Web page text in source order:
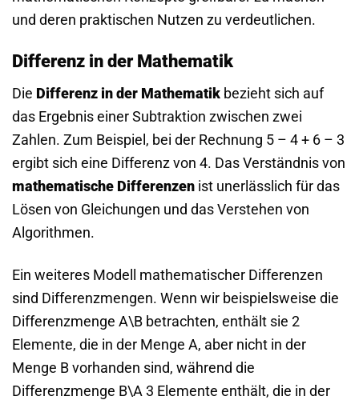
und deren praktischen Nutzen zu verdeutlichen.
Differenz in der Mathematik
Die Differenz in der Mathematik bezieht sich auf
das Ergebnis einer Subtraktion zwischen zwei
Zahlen. Zum Beispiel, bei der Rechnung 5 – 4 + 6 – 3
ergibt sich eine Differenz von 4. Das Verständnis von
mathematische Differenzen ist unerlässlich für das
Lösen von Gleichungen und das Verstehen von
Algorithmen.
Ein weiteres Modell mathematischer Differenzen
sind Differenzmengen. Wenn wir beispielsweise die
Differenzmenge A\B betrachten, enthält sie 2
Elemente, die in der Menge A, aber nicht in der
Menge B vorhanden sind, während die
Differenzmenge B\A 3 Elemente enthält, die in der